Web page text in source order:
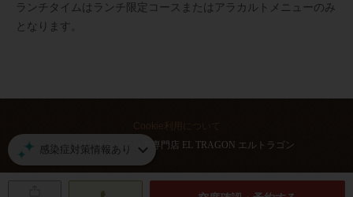
感染症対策情報あり
ランチタイムはランチ限定コースまたはアラカルトメニューのみ
となります。
Cookie利用について
(C) 2017 薪火パエリア専門店 EL TRAGON エルトラゴン